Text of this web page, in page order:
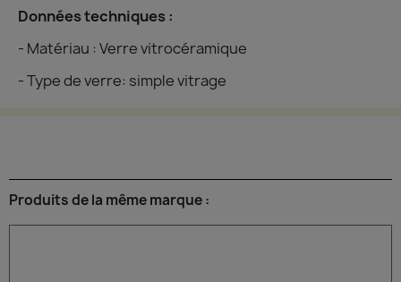
Données techniques :
- Matériau : Verre vitrocéramique
- Type de verre: simple vitrage
Produits de la même marque :